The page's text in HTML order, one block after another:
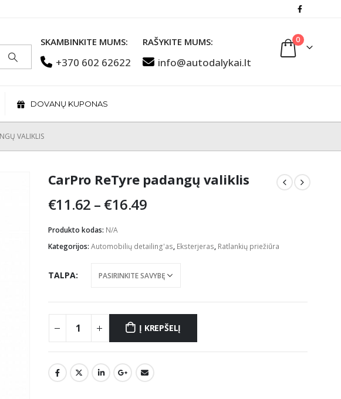
SKAMBINKITE MUMS:
+370 602 62622
RAŠYKITE MUMS:
info@autodalykai.lt
0
DOVANŲ KUPONAS
VALIKLIS
CarPro ReTyre padangų valiklis
€11.62 – €16.49Price
through
Produkto kodas: N/A
Kategorijos: Automobilių detailing'as, Eksterjeras, Ratlankių priežiūra
TALPA
Į KREPŠELĮ